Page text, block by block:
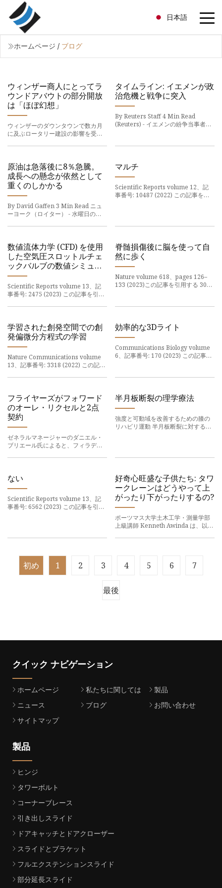
日本語
ホームページ / ブログ
ウィンザー商人にとってラ
ウンドアバウトの部分開放
は「ほぼ幻想」
ウィンザーのダウンタウンで数カ月
に及ぶロータリー建設の影響を受け
たのは、
タイムライン: イエメンが政
治危機と戦争に突入
By Reuters Staff 4 Min Read
(Reuters) - イエメンの紛争当事者
か月が経過しても、主要港湾都市ホ
原油は急落後に8％急騰。
成長への懸念が依然として
重くのしかかる
By David Gaffen 3 Min Read ニュ
ーヨーク（ロイター） - 水曜日の原
の上昇を記録した。
マルチ
Scientific Reports volume 12、記
事番号: 10487 (2022) この記事を引
用
数値流体力学 (CFD) を使用
した空気圧スロットルチェ
ックバルブの数値シミュレ
ーション
Scientific Reports volume 13、記
事番号: 2475 (2023) この記事を引用
示されています。
脊髄損傷後に脳を使って自
然に歩く
Nature volume 618、pages 126–
133 (2023)この記事を引用する 308k
により、脳と脳領域間の通信が中断
学習された創発空間での創
発偏微分方程式の学習
Nature Communications volume
13、記事番号: 3318 (2022) この記事
る
効率的な3Dライト
Communications Biology volume
6、記事番号: 170 (2023) この記事を
の組織サンプルを 3D で画像化する
フライヤーズがフォワード
のオーレ・リクセルと2点
契約
ゼネラルマネージャーのダニエル・
ブリエール氏によると、フィラデル
の契約を結んだという。 リックセ
ル、23 歳 (1999 年 8
半月板断裂の理学療法
強度と可動域を改善するための膝の
リハビリ運動 半月板断裂に対する理
ない
Scientific Reports volume 13、記
事番号: 6562 (2023) この記事を引用
好奇心旺盛な子供たち: タワ
ークレーンはどうやって上
がったり下がったりするの?
ポーツマス大学土木工学・測量学部
上級講師 Kenneth Awinda は、以下
初め 1 2 3 4 5 6 7
最後
クイック ナビゲーション
ホームページ 私たちに関しては
製品
ニュース
ブログ
お問い合わせ
サイトマップ
製品
ヒンジ
タワーボルト
コーナーブレース
引き出しスライド
ドアキャッチとドアクローザー
スライドとブラケット
フルエクステンションスライド
部分延長スライド